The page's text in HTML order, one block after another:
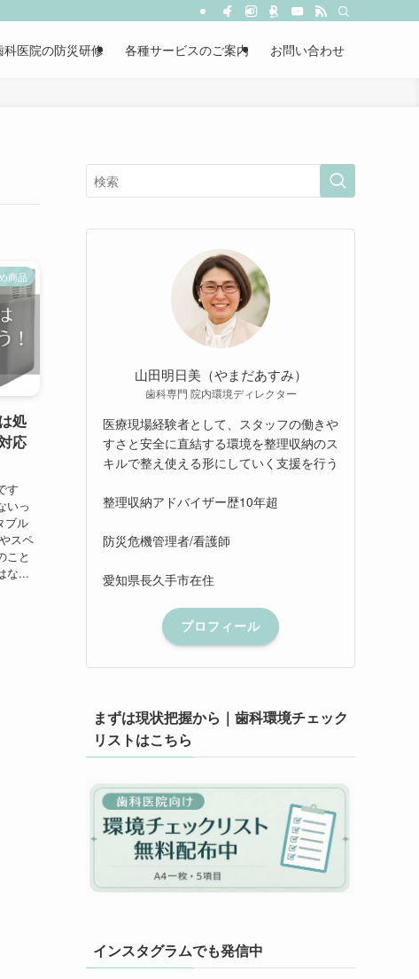
科医院の防災研修 各種サービスのご案内 お問い合わせ
商品
処
応
す
いっ
ブル
スペ
こと
な...
山田明日美（やまだあすみ）
歯科専門 院内環境ディレクター
医療現場経験者として、スタッフの働きや
すさと安全に直結する環境を整理収納のス
キルで整え使える形にしていく支援を行う
整理収納アドバイザー歴10年超
防災危機管理者/看護師
愛知県長久手市在住
プロフィール
まずは現状把握から｜歯科環境チェック
リストはこちら
インスタグラムでも発信中